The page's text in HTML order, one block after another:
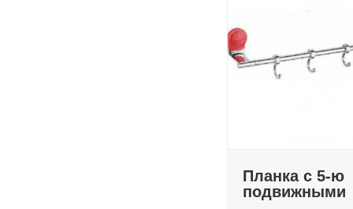
Планка с 5-ю
подвижными